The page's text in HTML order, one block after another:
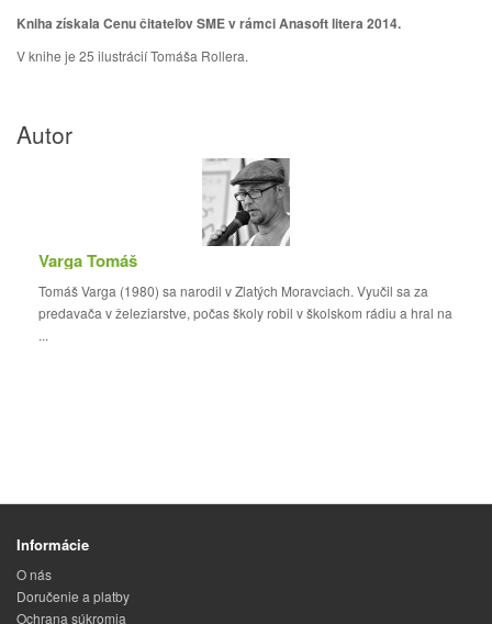
Kniha získala Cenu čitateľov SME v rámci Anasoft litera 2014.
V knihe je 25 ilustrácií Tomáša Rollera.
Autor
Varga Tomáš
Tomáš Varga (1980) sa narodil v Zlatých Moravciach. Vyučil sa za
predavača v železiarstve, počas školy robil v školskom rádiu a hral na
...
Informácie
O nás
Doručenie a platby
Ochrana súkromia